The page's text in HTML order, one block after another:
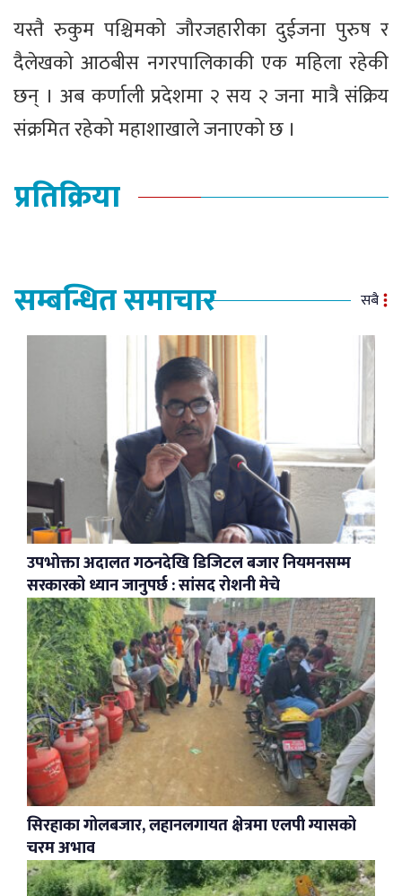
यस्तै रुकुम पश्चिमको जौरजहारीका दुईजना पुरुष र
दैलेखको आठबीस नगरपालिकाकी एक महिला रहेकी
छन् । अब कर्णाली प्रदेशमा २ सय २ जना मात्रै संक्रिय
संक्रमित रहेको महाशाखाले जनाएको छ ।
प्रतिक्रिया
सम्बन्धित समाचार सबै
उपभोक्ता अदालत गठनदेखि डिजिटल बजार नियमनसम्म
सरकारको ध्यान जानुपर्छ : सांसद रोशनी मेचे
सिरहाका गोलबजार, लहानलगायत क्षेत्रमा एलपी ग्यासको
चरम अभाव